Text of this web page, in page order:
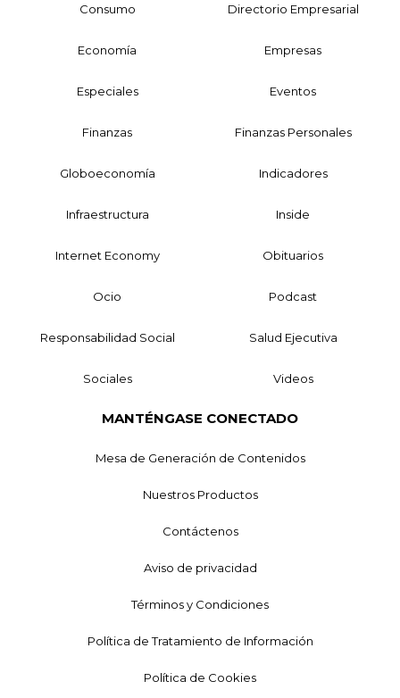
Consumo Directorio Empresarial
Economía Empresas
Especiales Eventos
Finanzas Finanzas Personales
Globoeconomía Indicadores
Infraestructura Inside
Internet Economy Obituarios
Ocio Podcast
Responsabilidad Social Salud Ejecutiva
Sociales Videos
MANTÉNGASE CONECTADO
Mesa de Generación de Contenidos
Nuestros Productos
Contáctenos
Aviso de privacidad
Términos y Condiciones
Política de Tratamiento de Información
Política de Cookies